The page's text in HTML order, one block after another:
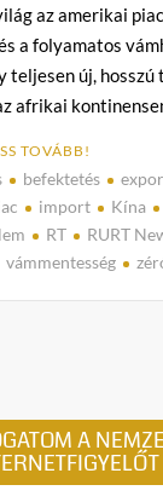
az amerikai piac
a folyamatos
teljesen új, hosszú
afrikai
TOVÁBB!
befektetés
import Kína
RT RURT
vámmentesség
A